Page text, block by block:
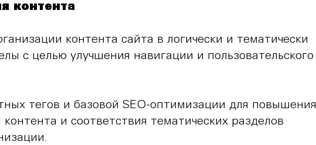
контента
контента сайта в логически и тематически
с целью улучшения навигации и пользовательского
тегов и базовой SEO-оптимизации для повышения
и соответствия тематических разделов